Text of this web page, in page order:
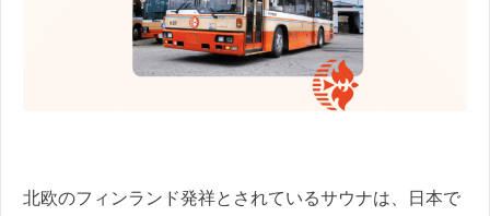
北欧のフィンランド発祥とされているサウナは、日本で